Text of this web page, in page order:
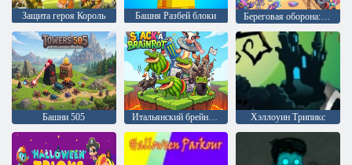
Защита героя Король Башня Разбей блоки Береговая оборона: Башня слияния
Башни 505 Итальянский брейнрот: Накопление Хэллоуин Трипикс